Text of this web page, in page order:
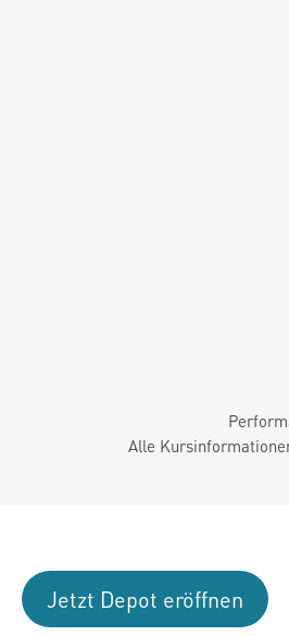
Alle
Jetzt Depot eröffnen